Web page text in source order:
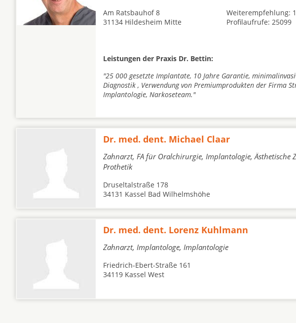
Am Ratsbauhof 8
31134 Hildesheim Mitte
Weiterempfehlung:
Profilaufrufe: 25099
Leistungen der Praxis Dr. Bettin:
"25 000 gesetzte Implantate, 10 Jahre Garantie,
Diagnostik , Verwendung von Premiumprodukten der Firma
Implantologie, Narkoseteam."
Dr. med. dent. Michael Claar
Zahnarzt, FA für Oralchirurgie, Implantologie, Ästhetische
Prothetik
Druseltalstraße 178
34131 Kassel Bad Wilhelmshöhe
Dr. med. dent. Lorenz Kuhlmann
Zahnarzt, Implantologe, Implantologie
Friedrich-Ebert-Straße 161
34119 Kassel West